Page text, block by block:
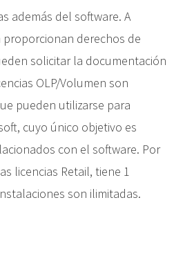
además del software. A
proporcionan derechos de
solicitar la documentación
OLP/Volumen son
pueden utilizarse para
cuyo único objetivo es
con el software. Por
licencias Retail, tiene 1
son ilimitadas.